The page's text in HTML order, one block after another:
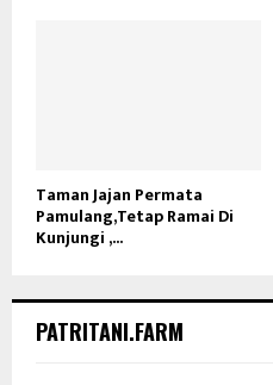
Taman Jajan Permata
Pamulang,Tetap Ramai Di
Kunjungi ,...
PATRITANI.FARM